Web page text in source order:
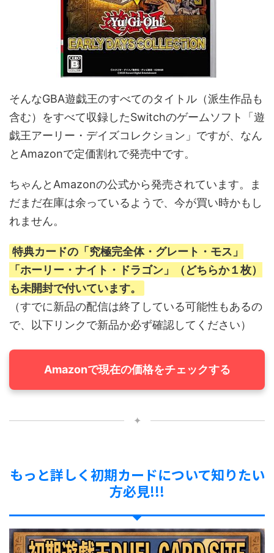
そんなGBA遊戯王のすべてのタイトル（派生作品も
含む）をすべて収録したSwitchのゲームソフト「遊
戯王アーリー・デイズコレクション」ですが、なん
とAmazonで定価割れで発売中です。
ちゃんとAmazonの公式から発売されています。ま
だまだ在庫は余っているようで、今が買い時かもし
れません。
特典カードの「究極完全体・グレート・モス」
「ホーリー・ナイト・ドラゴン」（どちらか１枚）
も未開封で付いています。
（すでに新品の配信は終了している可能性もあるの
で、以下リンクで新品か必ず確認してください）
Amazonで現在の価格をチェックする
✦
もっと詳しく初期カードについて知りたい
方必見!!!